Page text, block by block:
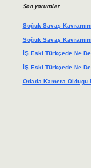
Son yorumlar
Soğuk Savaş
Soğuk Savaş
İŞ Eski Türkçede Ne
İŞ Eski Türkçede Ne
Odada Kamera Oldugu